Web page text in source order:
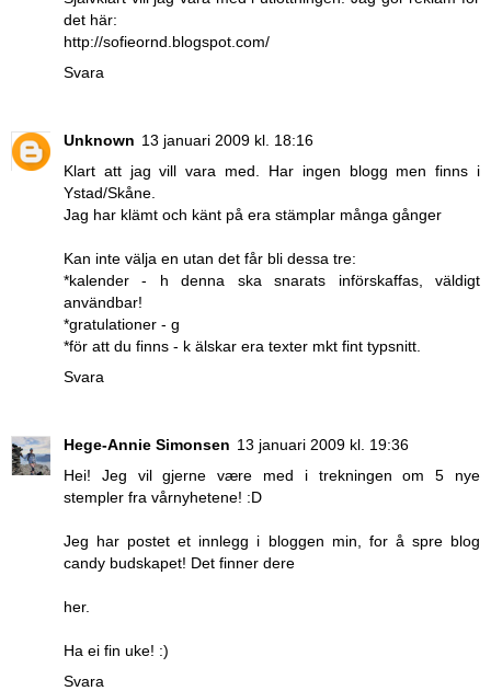
det här:
http://sofieornd.blogspot.com/
Svara
Unknown 13 januari 2009 kl. 18:16
Klart att jag vill vara med. Har ingen blogg men finns i
Ystad/Skåne.
Jag har klämt och känt på era stämplar många gånger
Kan inte välja en utan det får bli dessa tre:
*kalender - h denna ska snarats införskaffas, väldigt
användbar!
*gratulationer - g
*för att du finns - k älskar era texter mkt fint typsnitt.
Svara
Hege-Annie Simonsen 13 januari 2009 kl. 19:36
Hei! Jeg vil gjerne være med i trekningen om 5 nye
stempler fra vårnyhetene! :D
Jeg har postet et innlegg i bloggen min, for å spre blog
candy budskapet! Det finner dere
her.
Ha ei fin uke! :)
Svara